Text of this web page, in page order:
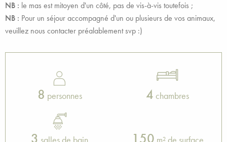
NB : le mas est mitoyen d'un côté, pas de vis-à-vis toutefois ;
NB : Pour un séjour accompagné d'un ou plusieurs de vos animaux,
veuillez nous contacter préalablement svp :)
8 personnes 4 chambres
3 150